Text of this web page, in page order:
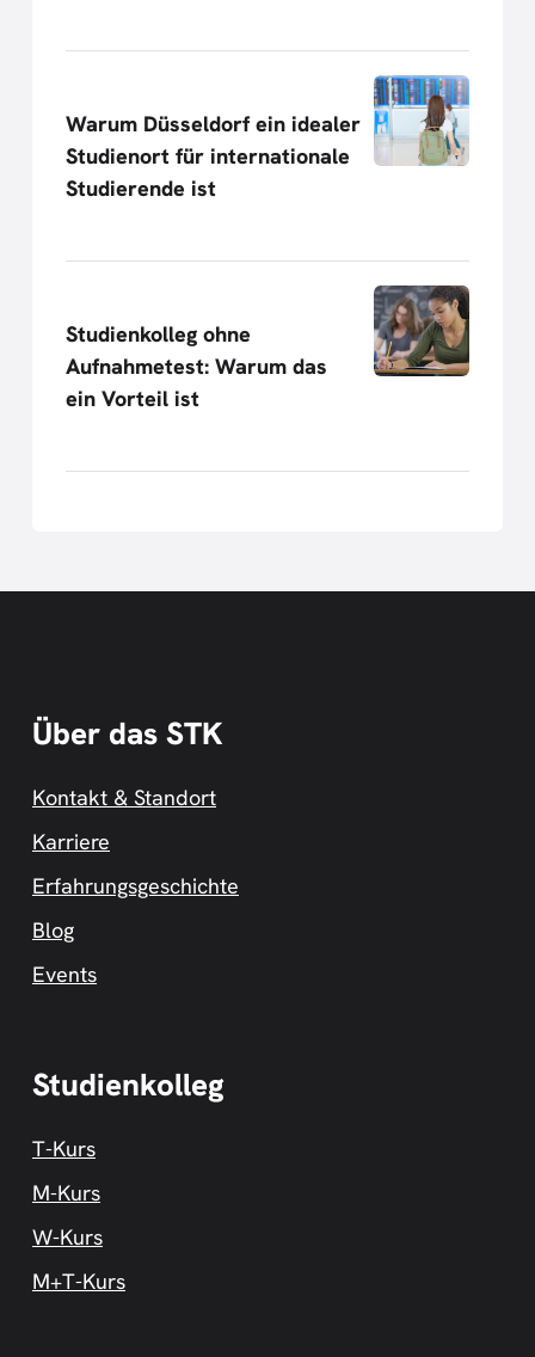
Warum Düsseldorf ein idealer
Studienort für internationale
Studierende ist
Studienkolleg ohne
Aufnahmetest: Warum das
ein Vorteil ist
Über das STK
Kontakt & Standort
Karriere
Erfahrungsgeschichte
Blog
Events
Studienkolleg
T-Kurs
M-Kurs
W-Kurs
M+T-Kurs